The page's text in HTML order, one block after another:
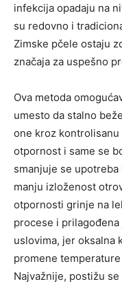
infekcija opadaju na
su redovno i
Zimske pčele ostaju
značaja za uspešno
Ova metoda
umesto da stalno
one kroz
otpornost i same se
smanjuje se
manju izloženost
otpornosti grinje na
procese i
uslovima, jer oksalna
promene
Najvažnije, postižu